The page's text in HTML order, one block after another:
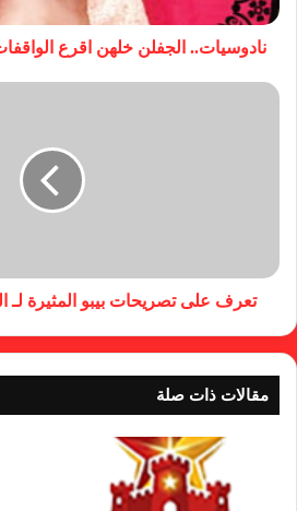
نادوسيات.. الجفلن خلهن اقرع
تعرف على تصريحات بيبو المثيرة
مقالات ذات صلة